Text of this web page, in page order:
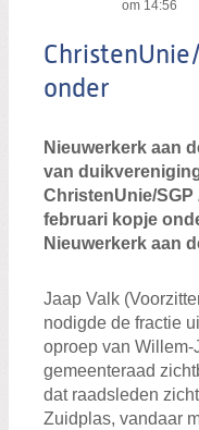
om 14:56
onder
Nieuwerkerk aan
van
ChristenUnie/
februari kopje
Nieuwerkerk aan
Jaap Valk
nodigde de fractie
oproep van
gemeenteraad
dat raadsleden
Zuidplas, vandaar